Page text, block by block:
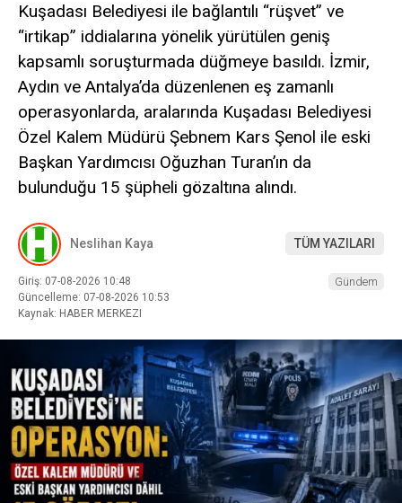
Kuşadası Belediyesi ile bağlantılı “rüşvet” ve
“irtikap” iddialarına yönelik yürütülen geniş
kapsamlı soruşturmada düğmeye basıldı. İzmir,
Aydın ve Antalya’da düzenlenen eş zamanlı
operasyonlarda, aralarında Kuşadası Belediyesi
Özel Kalem Müdürü Şebnem Kars Şenol ile eski
Başkan Yardımcısı Oğuzhan Turan’ın da
bulunduğu 15 şüpheli gözaltına alındı.
Neslihan Kaya TÜM YAZILARI
Giriş: 07-08-2026 10:48
Güncelleme: 07-08-2026 10:53
Kaynak: HABER MERKEZI
Gündem